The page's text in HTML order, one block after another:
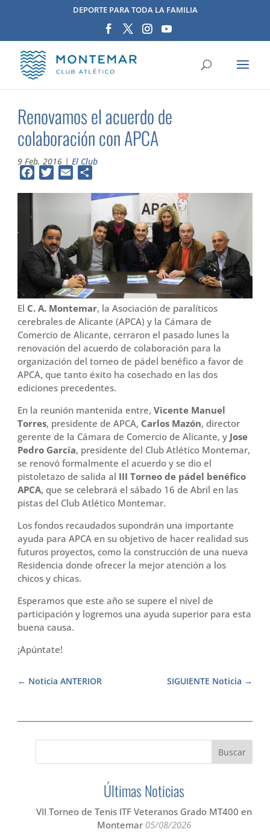
DEPORTE PARA TODA LA FAMILIA
Renovamos el acuerdo de
colaboración con APCA
9 Feb, 2016 |El Club
FacebookTwitterEmail
El C. A. Montemar, la Asociación de paralíticos
cerebrales de Alicante (APCA) y la Cámara de
Comercio de Alicante, cerraron el pasado lunes la
renovación del acuerdo de colaboración para la
organización del torneo de pádel benéfico a favor de
APCA, que tanto éxito ha cosechado en las dos
ediciones precedentes.
En la reunión mantenida entre,Vicente Manuel
Torres, presidente de APCA, Carlos Mazón, director
gerente de la Cámara de Comercio de Alicante, y Jose
Pedro García, presidente del Club Atlético Montemar,
se renovó formalmente el acuerdo y se dio el
pistoletazo de salida al III Torneo de pádel benéfico
APCA, que se celebrará el sábado 16 de Abril en las
pistas del Club Atlético Montemar.
Los fondos recaudados supondrán una importante
ayuda para APCA en su objetivo de hacer realidad sus
futuros proyectos, como la construcción de una nueva
Residencia donde ofrecer la mejor atención a los
chicos y chicas.
Esperamos que este año se supere el nivel de
participación y logremos una ayuda superior para esta
buena causa.
¡Apúntate!
SIGUIENTE Noticia
Noticia ANTERIOR
Últimas Noticias
VII Torneo de Tenis ITF Veteranos Grado MT400 en
Montemar 05/08/2026